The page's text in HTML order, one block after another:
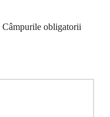
Câmpurile obligatorii